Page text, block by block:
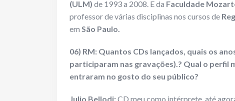
(ULM) de 1993 a 2008. E da Faculdade
professor de várias disciplinas nos cursos de
em São Paulo.
06) RM: Quantos CDs lançados, quais os
participaram nas gravações).? Qual o perfil
entraram no gosto do seu público?
Julio Bellodi:CD meu como intérprete, até